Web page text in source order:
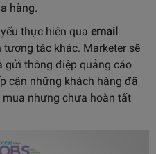
hàng.
thực hiện qua email
tương tác khác. Marketer sẽ
gửi thông điệp quảng cáo
cận những khách hàng đã
nhưng chưa hoàn tất